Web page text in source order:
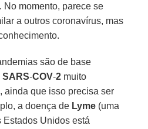
No momento, parece se
a outros coronavírus, mas
são de base
SARS-COV-2 muito
ainda que isso precisa ser
a doença de Lyme (uma
Estados Unidos está